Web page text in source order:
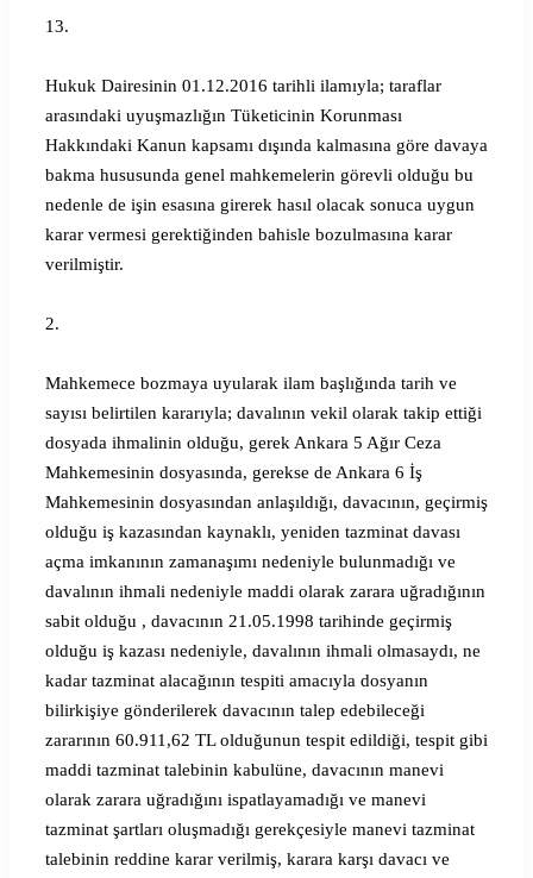
13.
Hukuk Dairesinin 01.12.2016 tarihli ilamıyla; taraflar
arasındaki uyuşmazlığın Tüketicinin Korunması
Hakkındaki Kanun kapsamı dışında kalmasına göre davaya
bakma hususunda genel mahkemelerin görevli olduğu bu
nedenle de işin esasına girerek hasıl olacak sonuca uygun
karar vermesi gerektiğinden bahisle bozulmasına karar
verilmiştir.
2.
Mahkemece bozmaya uyularak ilam başlığında tarih ve
sayısı belirtilen kararıyla; davalının vekil olarak takip ettiği
dosyada ihmalinin olduğu, gerek Ankara 5 Ağır Ceza
Mahkemesinin dosyasında, gerekse de Ankara 6 İş
Mahkemesinin dosyasından anlaşıldığı, davacının, geçirmiş
olduğu iş kazasından kaynaklı, yeniden tazminat davası
açma imkanının zamanaşımı nedeniyle bulunmadığı ve
davalının ihmali nedeniyle maddi olarak zarara uğradığının
sabit olduğu , davacının 21.05.1998 tarihinde geçirmiş
olduğu iş kazası nedeniyle, davalının ihmali olmasaydı, ne
kadar tazminat alacağının tespiti amacıyla dosyanın
bilirkişiye gönderilerek davacının talep edebileceği
zararının 60.911,62 TL olduğunun tespit edildiği, tespit gibi
maddi tazminat talebinin kabulüne, davacının manevi
olarak zarara uğradığını ispatlayamadığı ve manevi
tazminat şartları oluşmadığı gerekçesiyle manevi tazminat
talebinin reddine karar verilmiş, karara karşı davacı ve